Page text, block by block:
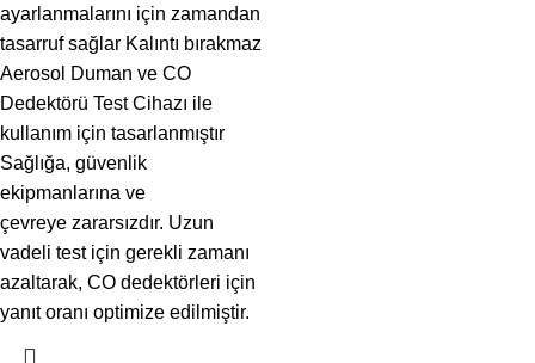
ayarlanmalarını için zamandan
tasarruf sağlar Kalıntı bırakmaz
Aerosol Duman ve CO
Dedektörü Test Cihazı ile
kullanım için tasarlanmıştır
Sağlığa, güvenlik
ekipmanlarına ve
çevreye zararsızdır. Uzun
vadeli test için gerekli zamanı
azaltarak, CO dedektörleri için
yanıt oranı optimize edilmiştir.